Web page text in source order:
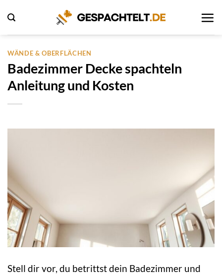
Inhalt
springen
WÄNDE & OBERFLÄCHEN
Badezimmer Decke spachteln
Anleitung und Kosten
Stell dir vor, du betrittst dein Badezimmer und